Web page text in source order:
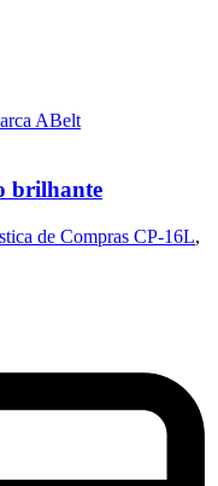
brilhante
de Compras CP-16L,